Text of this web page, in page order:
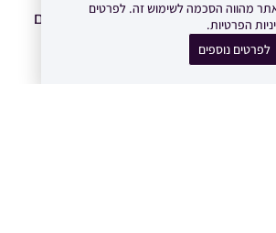
שלכם בעקבות מה שחוויתם, האישיים
לא מתכתבים רק עם נושא הסיפור
מהווה הסכמה לשימוש זה. לפרטים
הפרטיות.
לפרטים נוספים